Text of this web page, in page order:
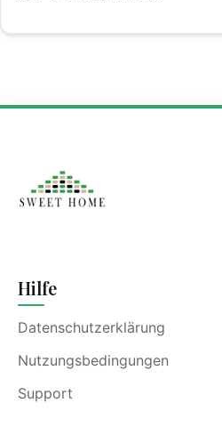
Hilfe
Datenschutzerklärung
Nutzungsbedingungen
Support